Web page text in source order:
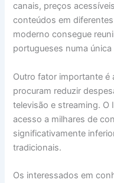
canais, preços
conteúdos em
moderno consegue
portugueses numa
Outro fator importante é
procuram reduzir
televisão e streaming. O
acesso a milhares de
significativamente
tradicionais.
Os interessados ​​em